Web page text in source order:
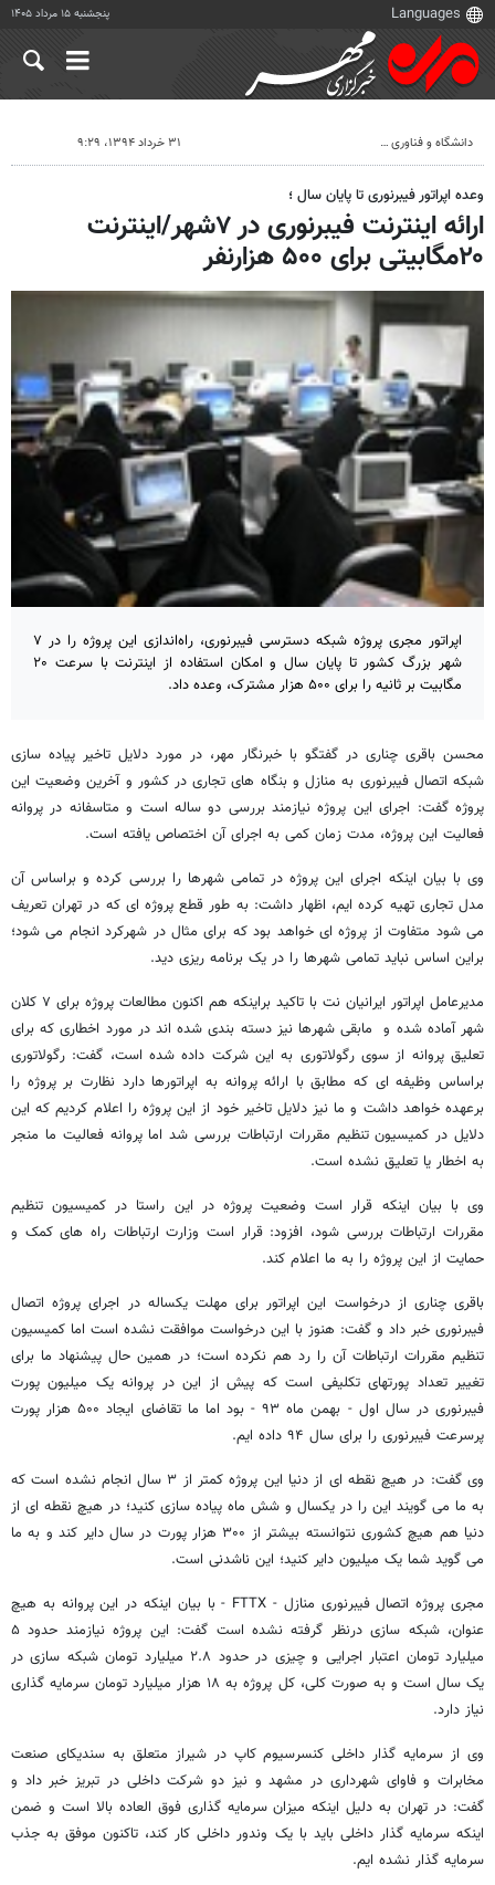
پنجشنبه ۱۵ مرداد ۱۴۰۵
دانشگاه و فناوری ۳۱ خرداد ۱۳۹۴، ۹:۲۹
وعده اپراتور فیبرنوری تا پایان سال ؛
ارائه اینترنت فیبرنوری در ۷شهر/اینترنت
۲۰مگابیتی برای ۵۰۰ هزارنفر
اپراتور مجری پروژه‌ شبکه دسترسی فیبرنوری، راه‌اندازی این پروژه را در ۷
شهر بزرگ کشور تا پایان سال و امکان استفاده از اینترنت با سرعت ۲۰
مگابیت بر ثانیه را برای ۵۰۰ هزار مشترک، وعده داد.
محسن باقری چناری در گفتگو با خبرنگار مهر، در مورد دلایل تاخیر پیاده سازی
شبکه اتصال فیبرنوری به منازل و بنگاه های تجاری در کشور و آخرین وضعیت این
پروژه گفت: اجرای این پروژه نیازمند بررسی دو ساله است و متاسفانه در پروانه
فعالیت این پروژه، مدت زمان کمی به اجرای آن اختصاص یافته است.
وی با بیان اینکه اجرای این پروژه در تمامی شهرها را بررسی کرده و براساس آن
مدل تجاری تهیه کرده ایم، اظهار داشت: به طور قطع پروژه ای که در تهران تعریف
می شود متفاوت از پروژه ای خواهد بود که برای مثال در شهرکرد انجام می شود؛
براین اساس نباید تمامی شهرها را در یک برنامه ریزی دید.
مدیرعامل اپراتور ایرانیان نت با تاکید براینکه هم اکنون مطالعات پروژه برای ۷ کلان
شهر آماده شده و مابقی شهرها نیز دسته بندی شده اند در مورد اخطاری که برای
تعلیق پروانه از سوی رگولاتوری به این شرکت داده شده است، گفت: رگولاتوری
براساس وظیفه ای که مطابق با ارائه پروانه به اپراتورها دارد نظارت بر پروژه را
برعهده خواهد داشت و ما نیز دلایل تاخیر خود از این پروژه را اعلام کردیم که این
دلایل در کمیسیون تنظیم مقررات ارتباطات بررسی شد اما پروانه فعالیت ما منجر
به اخطار یا تعلیق نشده است.
وی با بیان اینکه قرار است وضعیت پروژه در این راستا در کمیسیون تنظیم
مقررات ارتباطات بررسی شود، افزود: قرار است وزارت ارتباطات راه های کمک و
حمایت از این پروژه را به ما اعلام کند.
باقری چناری از درخواست این اپراتور برای مهلت یکساله در اجرای پروژه اتصال
فیبرنوری خبر داد و گفت: هنوز با این درخواست موافقت نشده است اما کمیسیون
تنظیم مقررات ارتباطات آن را رد هم نکرده است؛ در همین حال پیشنهاد ما برای
تغییر تعداد پورتهای تکلیفی است که پیش از این در پروانه یک میلیون پورت
فیبرنوری در سال اول - بهمن ماه ۹۳ - بود اما ما تقاضای ایجاد ۵۰۰ هزار پورت
پرسرعت فیبرنوری را برای سال ۹۴ داده ایم.
وی گفت: در هیچ نقطه ای از دنیا این پروژه کمتر از ۳ سال انجام نشده است که
به ما می گویند این را در یکسال و شش ماه پیاده سازی کنید؛ در هیچ نقطه ای از
دنیا هم هیچ کشوری نتوانسته بیشتر از ۳۰۰ هزار پورت در سال دایر کند و به ما
می گوید شما یک میلیون دایر کنید؛ این ناشدنی است.
مجری پروژه اتصال فیبرنوری منازل - FTTX - با بیان اینکه در این پروانه به هیچ
عنوان، شبکه سازی درنظر گرفته نشده است گفت: این پروژه نیازمند حدود ۵
میلیارد تومان اعتبار اجرایی و چیزی در حدود ۲.۸ میلیارد تومان شبکه سازی در
یک سال است و به صورت کلی، کل پروژه به ۱۸ هزار میلیارد تومان سرمایه گذاری
نیاز دارد.
وی از سرمایه گذار داخلی کنسرسیوم کاپ در شیراز متعلق به سندیکای صنعت
مخابرات و فاوای شهرداری در مشهد و نیز دو شرکت داخلی در تبریز خبر داد و
گفت: در تهران به دلیل اینکه میزان سرمایه گذاری فوق العاده بالا است و ضمن
اینکه سرمایه گذار داخلی باید با یک وندور داخلی کار کند، تاکنون موفق به جذب
سرمایه گذار نشده ایم.